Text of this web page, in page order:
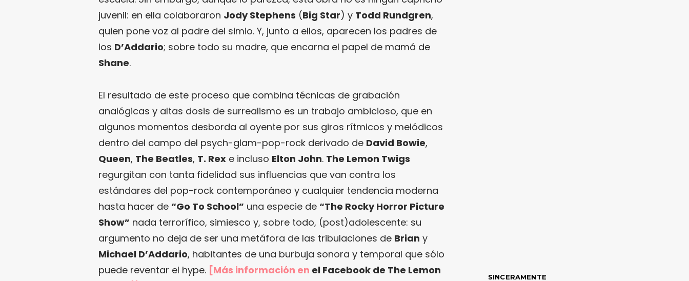
juvenil: en ella colaboraron Jody Stephens (Big Star) y Todd Rundgren,
quien pone voz al padre del simio. Y, junto a ellos, aparecen los padres de
los D’Addario; sobre todo su madre, que encarna el papel de mamá de
Shane.
El resultado de este proceso que combina técnicas de grabación
analógicas y altas dosis de surrealismo es un trabajo ambicioso, que en
algunos momentos desborda al oyente por sus giros rítmicos y melódicos
dentro del campo del psych-glam-pop-rock derivado de David Bowie,
Queen, The Beatles, T. Rex e incluso Elton John. The Lemon Twigs
regurgitan con tanta fidelidad sus influencias que van contra los
estándares del pop-rock contemporáneo y cualquier tendencia moderna
hasta hacer de “Go To School” una especie de “The Rocky Horror Picture
Show” nada terrorífico, simiesco y, sobre todo, (post)adolescente: su
argumento no deja de ser una metáfora de las tribulaciones de Brian y
Michael D’Addario, habitantes de una burbuja sonora y temporal que sólo
puede reventar el hype. [Más información en el Facebook de The Lemon
SINCERAMENTE